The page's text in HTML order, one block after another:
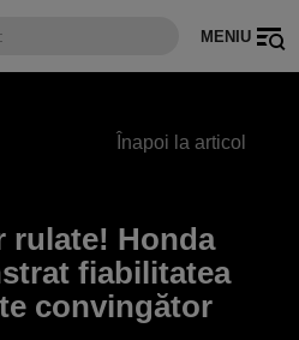
MENIU
Înapoi la articol
rulate! Honda
fiabilitatea
convingător